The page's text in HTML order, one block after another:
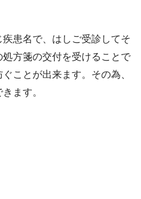
患名で、はしご受診してそ
方箋の交付を受けることで
ことが出来ます。その為、
ます。